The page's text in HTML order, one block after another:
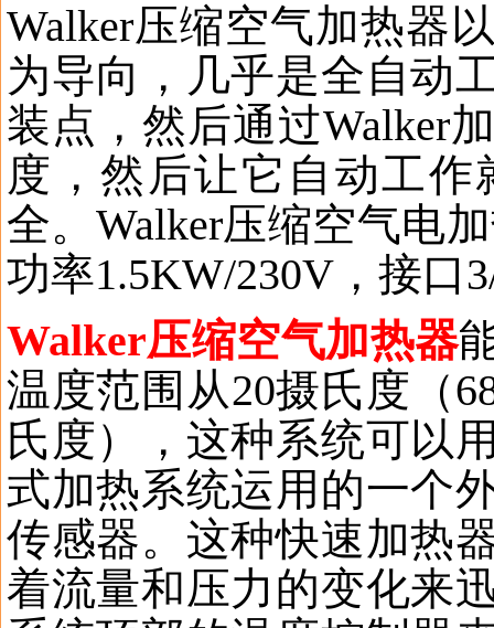
Walker压缩空气加热器
为导向，几乎是全自动
装点，然后通过Walker
度，然后让它自动工
全。 Walker压缩空气电
功率1.5KW/230V ，接口
Walker压缩空气加热器
温度范围从20摄氏度（
氏度），这种系统可以
式加热系统运用的一个
传感器。这种快速加热
着流量和压力的变化来